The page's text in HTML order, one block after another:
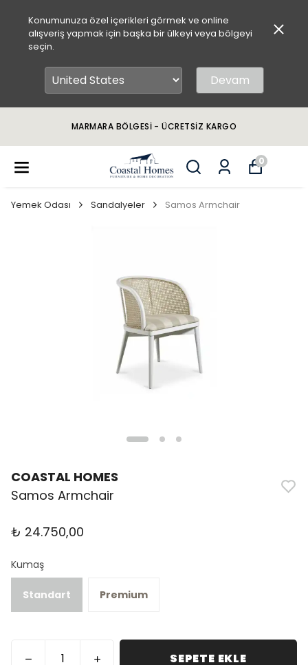
Konumunuza özel içerikleri görmek ve online
alışveriş yapmak için başka bir ülkeyi veya bölgeyi
seçin.
Devam
MARMARA BÖLGESİ - ÜCRETSİZ KARGO
0
Yemek Odası Sandalyeler Samos Armchair
COASTAL HOMES
Samos Armchair
₺ 24.750,00
Kumaş
Standart Premium
SEPETE EKLE